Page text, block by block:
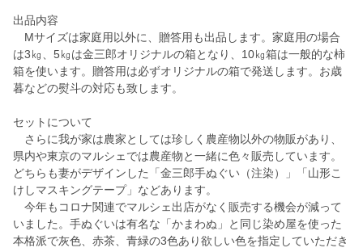
出品内容
Мサイズは家庭用以外に、贈答用も出品します。家庭用の場合
は3㎏、5㎏は金三郎オリジナルの箱となり、10㎏箱は一般的な柿
箱を使います。贈答用は必ずオリジナルの箱で発送します。お歳
暮などの熨斗の対応も致します。
セットについて
さらに我が家は農家としては珍しく農産物以外の物販があり、
県内や東京のマルシェでは農産物と一緒に色々販売しています。
どちらも妻がデザインした「金三郎手ぬぐい（注染）」「山形こ
けしマスキングテープ」などあります。
今年もコロナ関連でマルシェ出店がなく販売する機会が減って
いました。手ぬぐいは有名な「かまわぬ」と同じ染め屋を使った
本格派で灰色、赤茶、青緑の3色あり欲しい色を指定していただき